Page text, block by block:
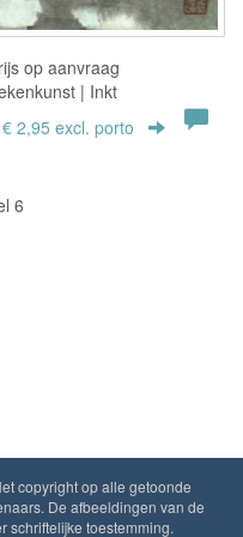
op aanvraag
| Inkt
2,95 excl. porto
6
copyright op alle getoonde
De afbeeldingen van de
schriftelijke toestemming.